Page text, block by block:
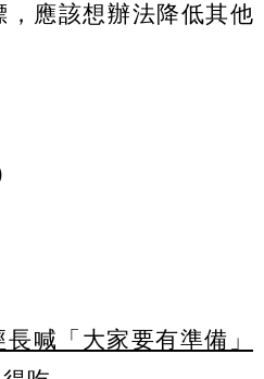
應該想辦法降低其他
喊「大家要有準備」